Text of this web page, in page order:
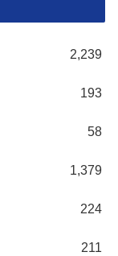
2,239
193
58
1,379
224
211